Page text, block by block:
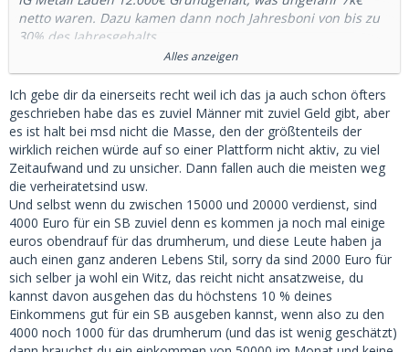
netto waren. Dazu kamen dann noch Jahresboni von bis zu
30% des Jahresgehalts.
Das war zwar ein großes Unternehmen mit 25.000
Mitarbeitern aber auch nicht DAX30 a la Daimler, BMW, VW,
Siemens oder Bosch und schon gar nicht FAANG. Dort sind
die Gehälter nochmal ne ganz andere Liga.
6.000 nach Steuern bei einem Chefarzt.. niemals! - Kein
Chefarzt geht unter 25.000 im Monat nach Hause!
Hier mal ein Beispiel:
https://www.stepstone.de/stell…crl_m_0_0_0_0_0_0&cs=true
Facharzt (kein Oberarzt und schon gar nicht Chefarzt) mit >5
Jahren Berufserfahrung:
15.5 Grundgehalt + 25-100% Zulagen für Schichten + 400 in
Altersvorsorge + Firmenwagen.
Eine F+ von mir, 29, ist Krankenschwester (mit
Alles anzeigen
Ich gebe dir da einerseits recht weil ich das ja auch schon öfters
geschrieben habe das es zuviel Männer mit zuviel Geld gibt, aber
es ist halt bei msd nicht die Masse, den der größtenteils der
wirklich reichen würde auf so einer Plattform nicht aktiv, zu viel
Zeitaufwand und zu unsicher. Dann fallen auch die meisten weg
die verheiratetsind usw.
Und selbst wenn du zwischen 15000 und 20000 verdienst, sind
4000 Euro für ein SB zuviel denn es kommen ja noch mal einige
euros obendrauf für das drumherum, und diese Leute haben ja
auch einen ganz anderen Lebens Stil, sorry da sind 2000 Euro für
sich selber ja wohl ein Witz, das reicht nicht ansatzweise, du
kannst davon ausgehen das du höchstens 10 % deines
Einkommens gut für ein SB ausgeben kannst, wenn also zu den
4000 noch 1000 für das drumherum (und das ist wenig geschätzt)